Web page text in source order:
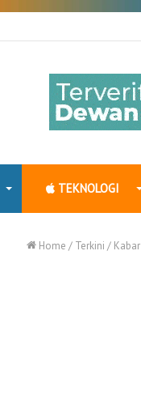
TEKNOLOGI
Home / Terkini / Kabar